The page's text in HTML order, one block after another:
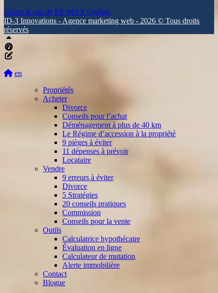
Visiter le site de RE/MAX Québec
ID-3 Innovations - Agence marketing web - 2026 © Tous droits
réservés
en
Propriétés
Acheter
Divorce
Conseils pour l’achat
Déménagement à plus de 40 km
Le Régime d’accession à la propriété
9 pièges à éviter
11 dépenses à prévoir
Locataire
Vendre
9 erreurs à éviter
Divorce
5 Stratégies
20 conseils pratiques
Commission
Conseils pour la vente
Outils
Calculatrice hypothécaire
Évaluation en ligne
Calculateur de mutation
Alerte immobilière
Contact
Blogue